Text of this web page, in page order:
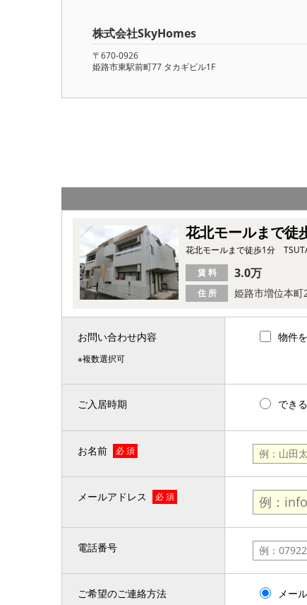
株式会社SkyHomes
〒670-0926
姫路市東駅前町77 タカギビル1F
花北モールまで
花北モールまで徒歩1分
住 所 姫路市増位本町
賃 料 3.0万
お問い合わせ内容
※複数選択可
物件
ご入居時期 でき
お名前 必 須
メールアドレス 必 須
電話番号
ご希望のご連絡方法 メール